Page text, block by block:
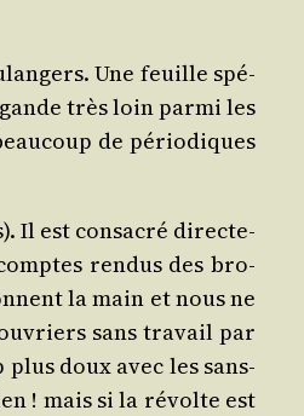
Une feuille spé­
très loin par­mi les
de pério­diques
Il est consa­cré direc­te­
ren­dus des bro­
la main et nous ne
sans tra­vail par
doux avec les sans-
! mais si la révolte est